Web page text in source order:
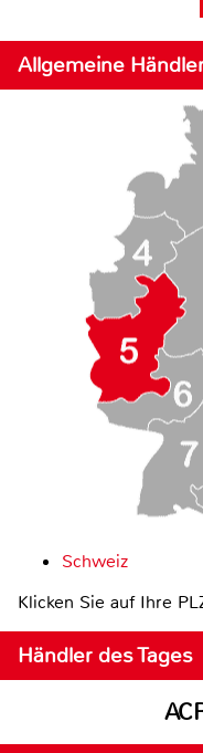
Allgemeine
Schweiz
Klicken Sie auf Ihre
Händler des Tages